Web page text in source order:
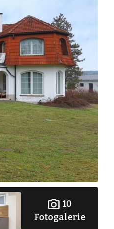
10
Fotogalerie